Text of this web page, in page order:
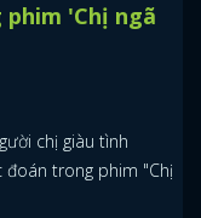
'Chị ngã
chị giàu tình
đoán trong phim "Chị